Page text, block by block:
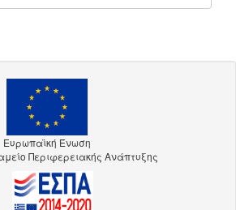
Ευρωπαϊκή Ένωση
Περιφερειακής Ανάπτυξης